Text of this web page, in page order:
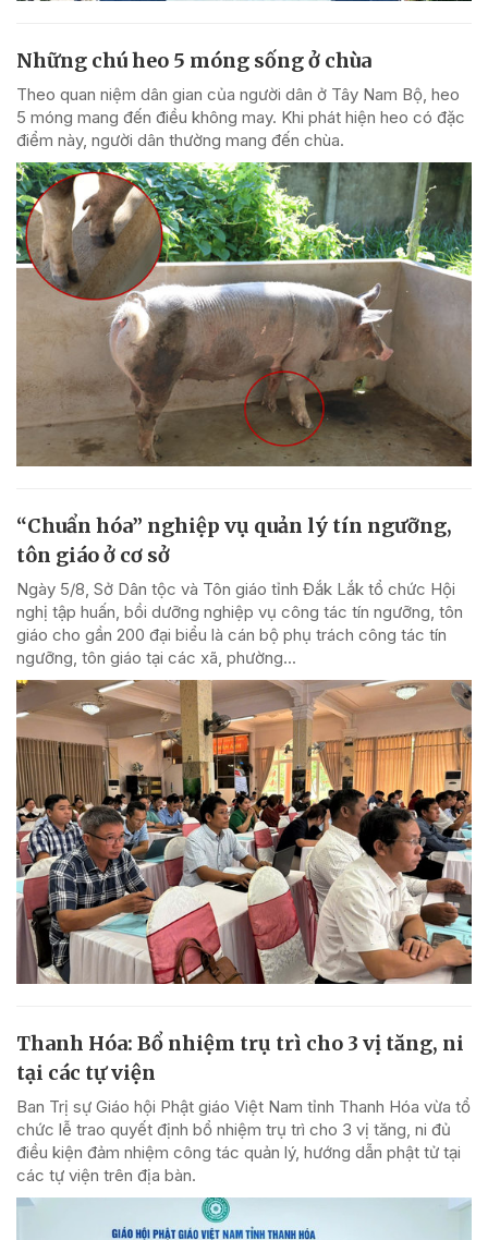
Những chú heo 5 móng sống ở chùa
Theo quan niệm dân gian của người dân ở Tây Nam Bộ, heo
5 móng mang đến điều không may. Khi phát hiện heo có đặc
điểm này, người dân thường mang đến chùa.
“Chuẩn hóa” nghiệp vụ quản lý tín ngưỡng,
tôn giáo ở cơ sở
Ngày 5/8, Sở Dân tộc và Tôn giáo tỉnh Đắk Lắk tổ chức Hội
nghị tập huấn, bồi dưỡng nghiệp vụ công tác tín ngưỡng, tôn
giáo cho gần 200 đại biểu là cán bộ phụ trách công tác tín
ngưỡng, tôn giáo tại các xã, phường...
Thanh Hóa: Bổ nhiệm trụ trì cho 3 vị tăng, ni
tại các tự viện
Ban Trị sự Giáo hội Phật giáo Việt Nam tỉnh Thanh Hóa vừa tổ
chức lễ trao quyết định bổ nhiệm trụ trì cho 3 vị tăng, ni đủ
điều kiện đảm nhiệm công tác quản lý, hướng dẫn phật tử tại
các tự viện trên địa bàn.